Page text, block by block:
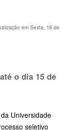
em Sexta, 16 de
o dia 15 de
Universidade
seletivo